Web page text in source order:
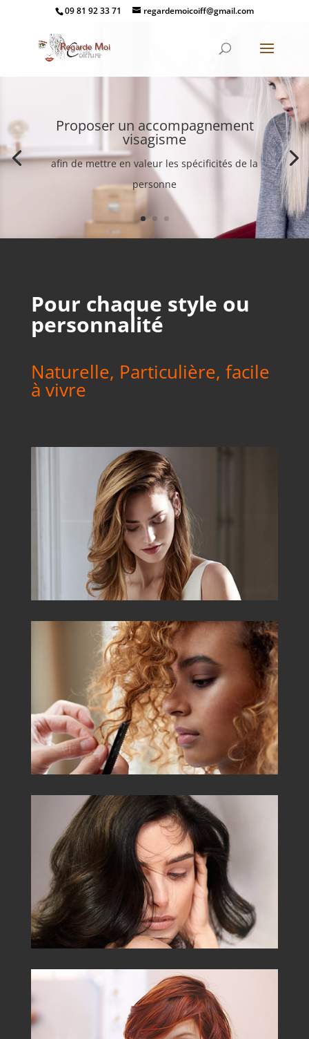
09 81 92 33 71 regardemoicoiff@gmail.com
Proposer un accompagnement
visagisme
afin de mettre en valeur les spécificités de la
personne
Pour chaque style ou
personnalité
Naturelle, Particulière, facile
à vivre